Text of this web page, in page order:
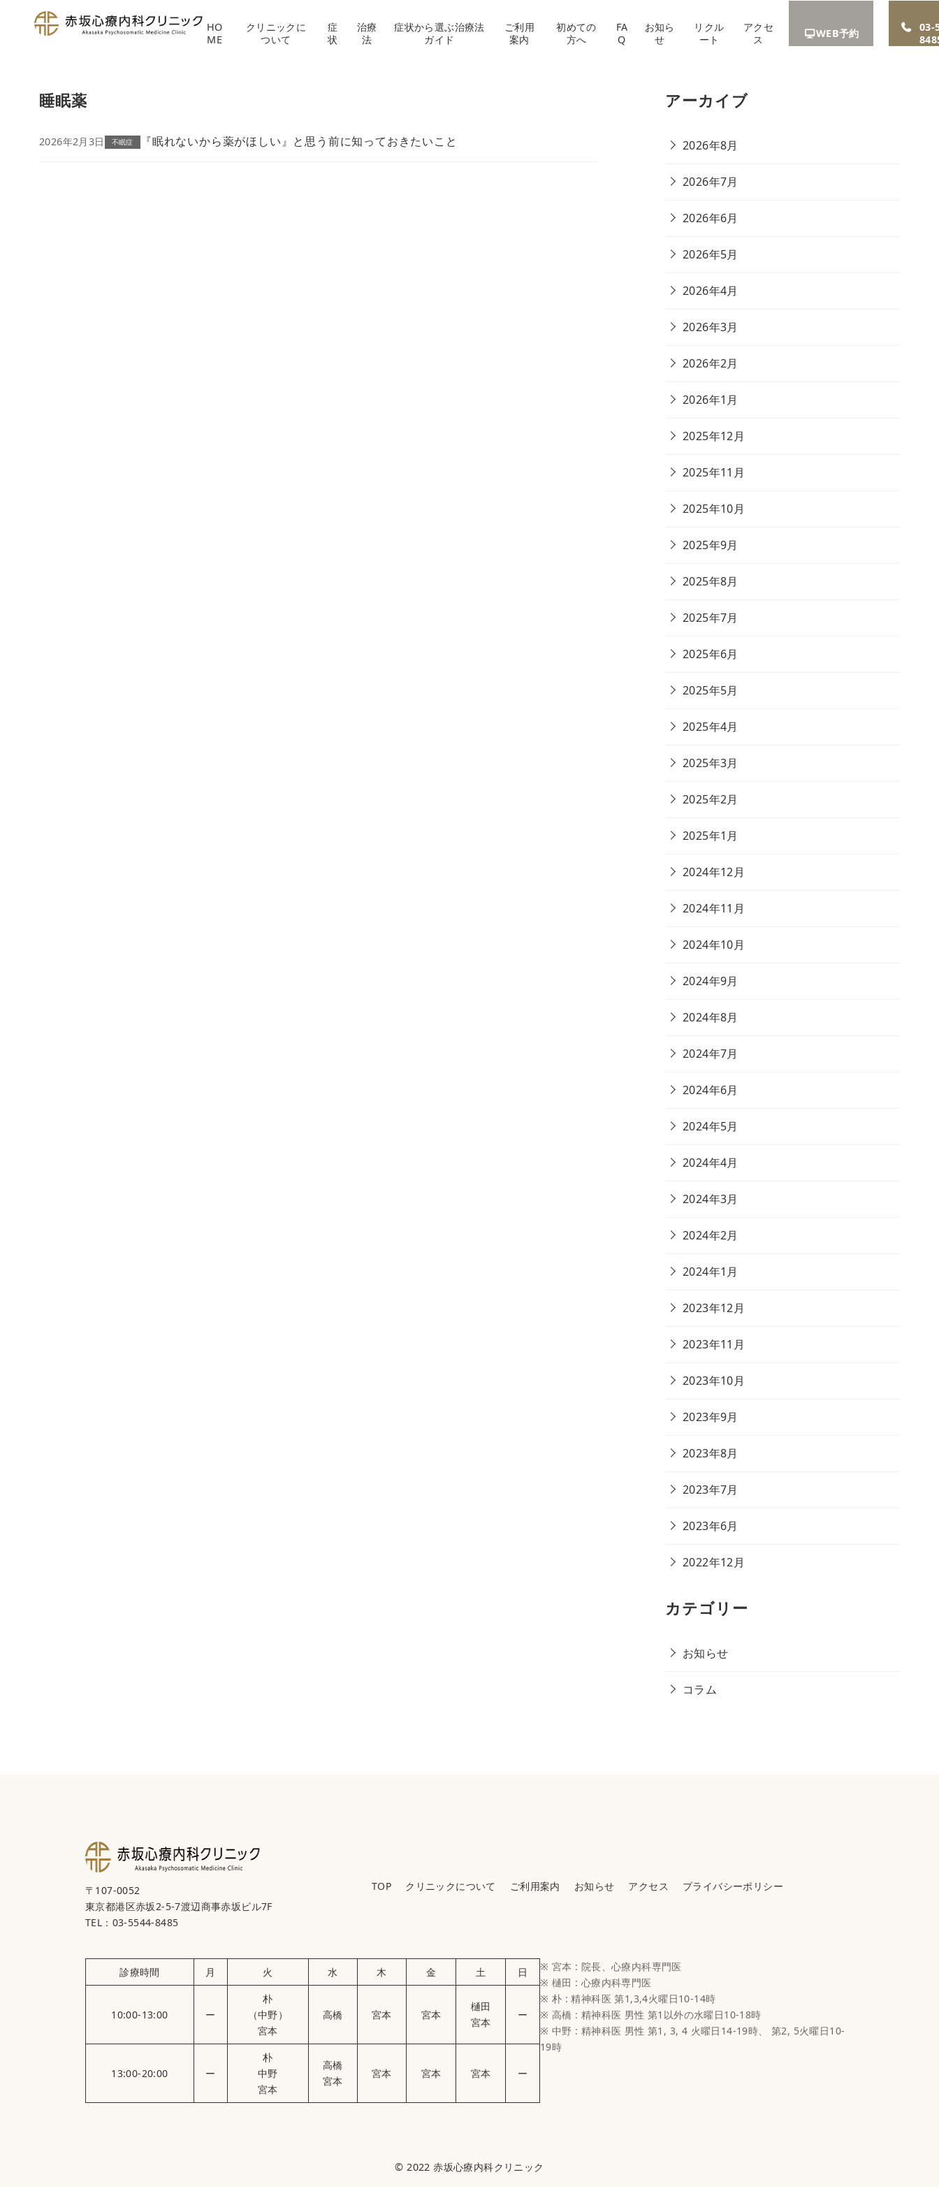
HO
ME
クリニックに
ついて
症
状
治療
法
症状から選ぶ治療法
ガイド
ご利用
案内
初めての
方へ
FA
Q
お知ら
せ
リクル
ート
アクセ
ス
WEB予約
03-
睡眠薬
2026年2月3日 不眠症 『眠れないから薬がほしい』と思う前に知っておきたいこと
アーカイブ
2026年8月
2026年7月
2026年6月
2026年5月
2026年4月
2026年3月
2026年2月
2026年1月
2025年12月
2025年11月
2025年10月
2025年9月
2025年8月
2025年7月
2025年6月
2025年5月
2025年4月
2025年3月
2025年2月
2025年1月
2024年12月
2024年11月
2024年10月
2024年9月
2024年8月
2024年7月
2024年6月
2024年5月
2024年4月
2024年3月
2024年2月
2024年1月
2023年12月
2023年11月
2023年10月
2023年9月
2023年8月
2023年7月
2023年6月
2022年12月
カテゴリー
お知らせ
コラム
〒107-0052
東京都港区赤坂2-5-7渡辺商事赤坂ビル7F
TEL：03-5544-8485
TOP クリニックについて ご利用案内 お知らせ アクセス プライバシーポリシー
診療時間 月 火 水 木 金 土 日
10:00-13:00 ー
朴
（中野）
宮本
高橋 宮本 宮本
樋田
宮本
ー
13:00-20:00 ー
朴
中野
宮本
高橋
宮本
宮本 宮本 宮本 ー
※ 宮本 : 院長、心療内科専門医
※ 樋田 : 心療内科専門医
※ 朴 : 精神科医 第1,3,4火曜日10-14時
※ 高橋 : 精神科医 男性 第1以外の水曜日10-18時
※ 中野 : 精神科医 男性 第1, 3, 4 火曜日14-19時、 第2, 5火曜日10-
19時
© 2022赤坂心療内科クリニック